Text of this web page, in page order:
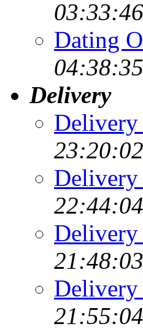
Dating
Delivery